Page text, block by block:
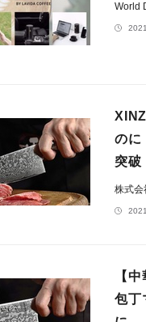
World
のに
突破
株式会
【
包丁